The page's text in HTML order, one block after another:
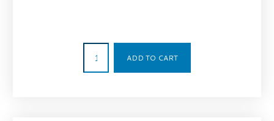
ADD TO CART